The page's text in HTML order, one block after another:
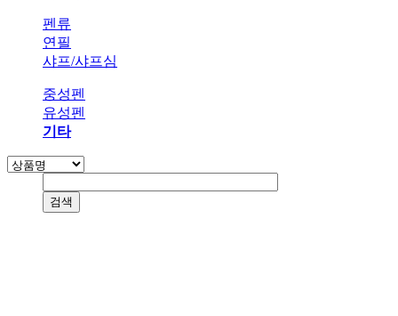
펜류
연필
샤프/샤프심
중성펜
유성펜
기타